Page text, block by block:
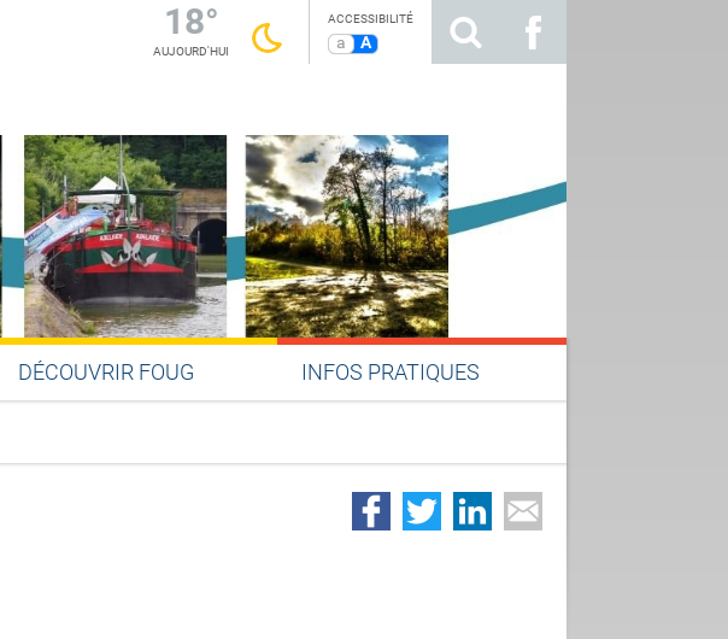
18°
AUJOURD'HUI
ACCESSIBILITÉ
a A
DÉCOUVRIR FOUG INFOS PRATIQUES